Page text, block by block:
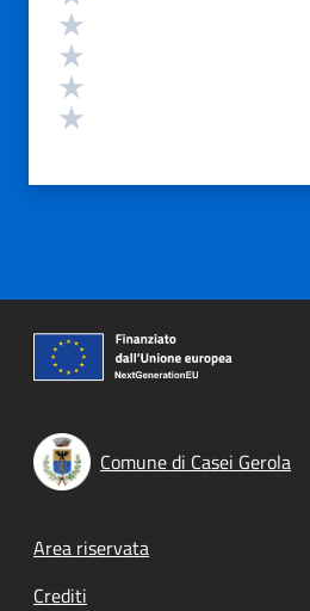
Comune di Casei Gerola
Footer menu
Area riservata
Crediti